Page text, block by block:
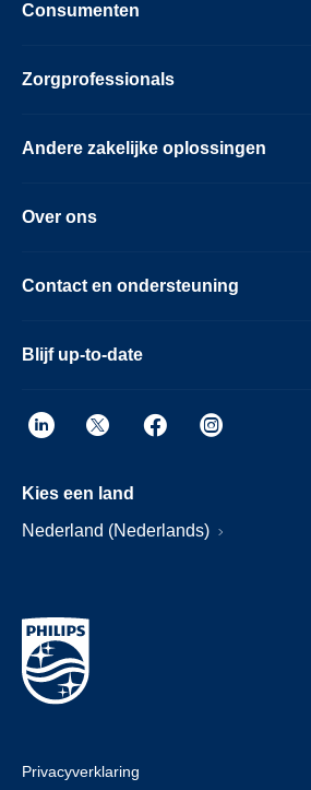
Consumenten
Zorgprofessionals
Andere zakelijke oplossingen
Over ons
Contact en ondersteuning
Blijf up-to-date
Kies een land
Nederland (Nederlands)
Privacyverklaring